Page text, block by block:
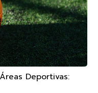
Deportivas: